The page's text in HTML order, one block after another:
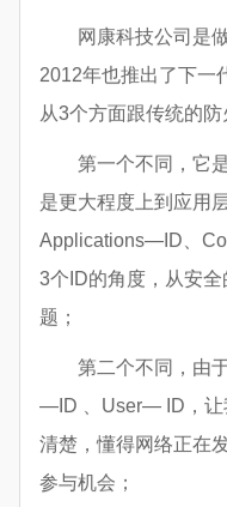
网康科技公司是
2012年也推出了下一
从3个方面跟传统的
第一个不同，它
是更大程度上到应用
Applications—ID、
3个ID的角度，从安
题；
第二个不同，由
—ID 、User— ID，让
清楚，懂得网络正在
参与机会；